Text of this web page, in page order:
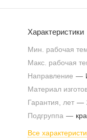
Характеристики
Мин. рабочая
Макс. рабочая
Направление —
Материал
Гарантия, лет —
Подгруппа —
Все